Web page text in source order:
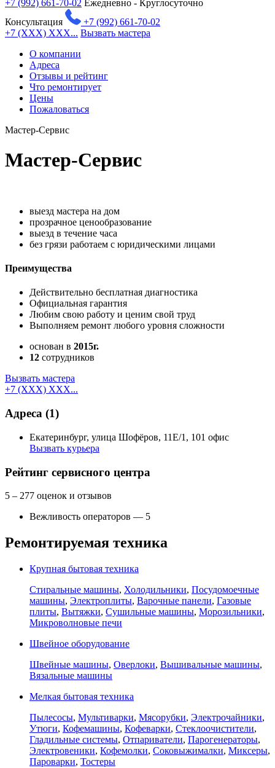
+7 (992) 661-70-02 Ежедневно - Круглосуточно
Консультация
+7 (992) 661-70-02
+7 (XXX) XXX... Вызвать мастера
О компании
Адреса
Отзывы и рейтинг
Что ремонтирует
Цены
Пожаловаться
Мастер-Сервис
Мастер-Сервис
выезд мастера на дом
прозрачное ценообразование
выезд в течение часа
без грязи работаем с юридическими лицами
Преимущества
Действительно бесплатная диагностика
Официальная гарантия
Любим свою работу и ценим свой труд
Выполняем ремонт любого уровня сложности
основан в 2015г.
12 сотрудников
Вызвать мастера
+7 (XXX) XXX...
Адреса (1)
Екатеринбург, улица Шофёров, 11Е/1, ​101 офис
Вызвать курьера
Как добраться API Карт
Рейтинг сервисного центра
5 – 277 оценок и отзывов
Вежливость операторов — 5
Ремонтируемая техника
Крупная бытовая техника
Стиральные машины, Холодильники, Посудомоечные
машины, Электроплиты, Варочные панели, Газовые
плиты, Вытяжки, Сушильные машины, Морозильники,
Микроволновые печи
Швейное оборудование
Швейные машины, Оверлоки, Вышивальные машины,
Вязальные машины
Мелкая бытовая техника
Пылесосы, Мультиварки, Мясорубки, Электрочайники,
Утюги, Кофемашины, Кофеварки, Стеклоочистители,
Гладильные системы, Отпариватели, Парогенераторы,
Электровеники, Кофемолки, Соковыжималки, Миксеры,
Пароварки, Тостеры